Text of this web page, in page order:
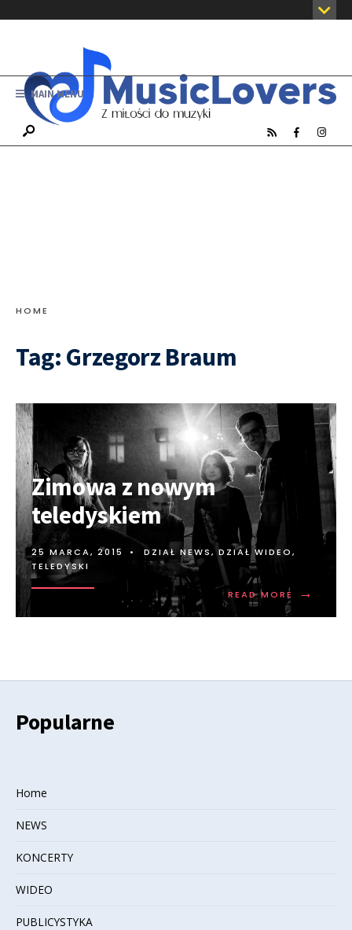
MAIN MENU
HOME
Tag: Grzegorz Braum
Zimowa z nowym
teledyskiem
25 MARCA, 2015 • DZIAŁ NEWS,DZIAŁ WIDEO,
TELEDYSKI
READ MORE →
Popularne
Home
NEWS
KONCERTY
WIDEO
PUBLICYSTYKA